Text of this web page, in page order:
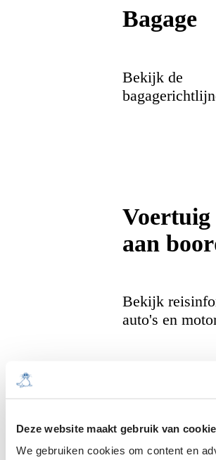
Deze website maakt gebruik van
We gebruiken cookies om content en
Bagage
Bekijk de
Voertuig
aan
Bekijk
auto's en
Fiets